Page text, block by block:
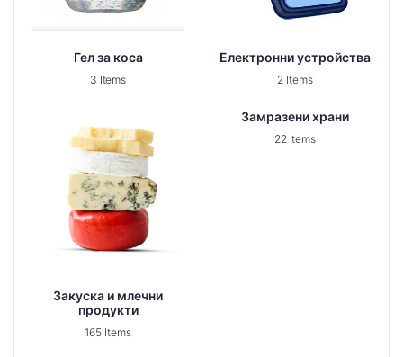
Гел за коса
3 Items
Електронни устройства
2 Items
Закуска и млечни
продукти
165 Items
Замразени храни
22 Items